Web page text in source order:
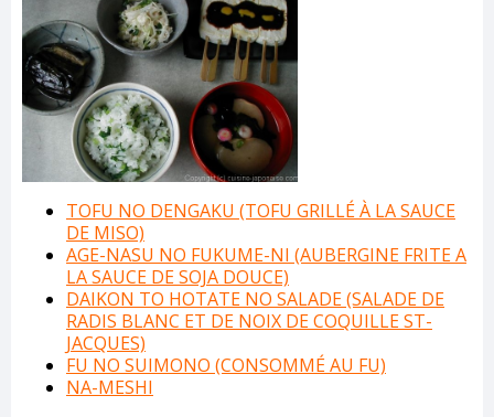
TOFU NO DENGAKU (TOFU GRILLÉ À LA SAUCE
DE MISO)
AGE-NASU NO FUKUME-NI (AUBERGINE FRITE A
LA SAUCE DE SOJA DOUCE)
DAIKON TO HOTATE NO SALADE (SALADE DE
RADIS BLANC ET DE NOIX DE COQUILLE ST-
JACQUES)
FU NO SUIMONO (CONSOMMÉ AU FU)
NA-MESHI